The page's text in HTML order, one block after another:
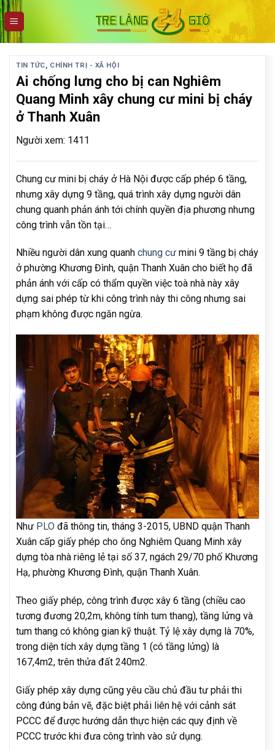
Skip
to
content
TIN TỨC, CHÍNH TRỊ - XÃ HỘI
Ai chống lưng cho bị can Nghiêm
Quang Minh xây chung cư mini bị cháy
ở Thanh Xuân
Người xem: 1411
Chung cư mini bị cháy ở Hà Nội được cấp phép 6 tầng,
nhưng xây dựng 9 tầng, quá trình xây dựng người dân
chung quanh phản ánh tới chính quyền địa phương nhưng
công trình vẫn tồn tại…
Nhiều người dân xung quanh chung cư mini 9 tầng bị cháy
ở phường Khương Đình, quận Thanh Xuân cho biết họ đã
phản ánh với cấp có thẩm quyền việc toà nhà này xây
dựng sai phép từ khi công trình này thi công nhưng sai
phạm không được ngăn ngừa.
Như PLO đã thông tin, tháng 3-2015, UBND quận Thanh
Xuân cấp giấy phép cho ông Nghiêm Quang Minh xây
dựng tòa nhà riêng lẻ tại số 37, ngách 29/70 phố Khương
Hạ, phường Khương Đình, quận Thanh Xuân.
Theo giấy phép, công trình được xây 6 tầng (chiều cao
tương đương 20,2m, không tính tum thang), tầng lửng và
tum thang có không gian kỹ thuật. Tỷ lệ xây dựng là 70%,
trong diện tích xây dựng tầng 1 (có tầng lửng) là
167,4m2, trên thửa đất 240m2.
Giấy phép xây dựng cũng yêu cầu chủ đầu tư phải thi
công đúng bản vẽ, đặc biệt phải liên hệ với cảnh sát
PCCC để được hướng dẫn thực hiện các quy định về
PCCC trước khi đưa công trình vào sử dụng.